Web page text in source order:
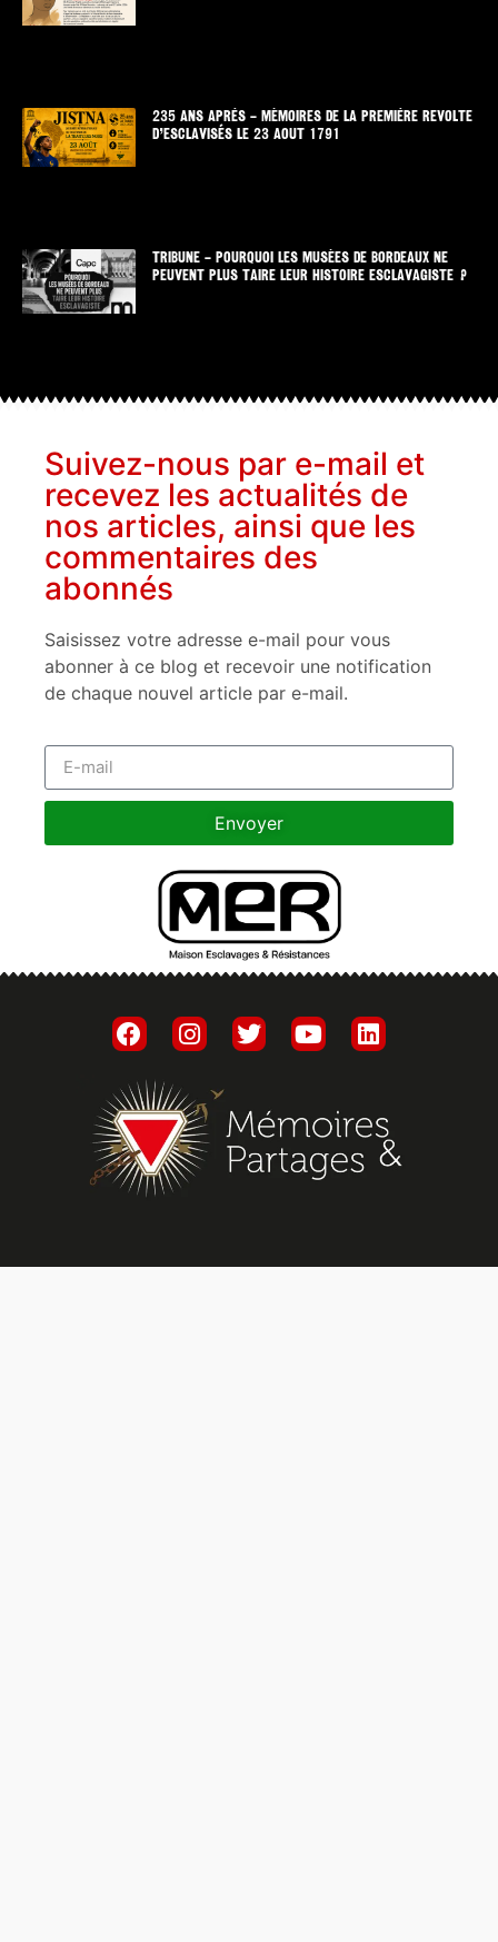
235 ANS APRÈS – MÉMOIRES DE LA PREMIÈRE REVOLTE
D’ESCLAVISÉS LE 23 AOUT 1791
TRIBUNE – POURQUOI LES MUSÉES DE BORDEAUX NE
PEUVENT PLUS TAIRE LEUR HISTOIRE ESCLAVAGISTE ?
Suivez-nous par e-mail et
recevez les actualités de
nos articles, ainsi que les
commentaires des
abonnés
Saisissez votre adresse e-mail pour vous
abonner à ce blog et recevoir une notification
de chaque nouvel article par e-mail.
Envoyer